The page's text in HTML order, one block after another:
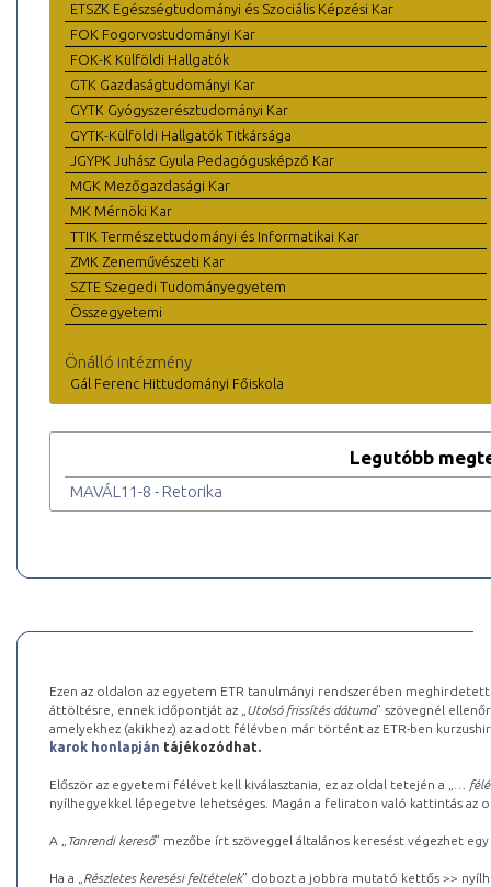
ETSZK Egészségtudományi és Szociális Képzési Kar
FOK Fogorvostudományi Kar
FOK-K Külföldi Hallgatók
GTK Gazdaságtudományi Kar
GYTK Gyógyszerésztudományi Kar
GYTK-Külföldi Hallgatók Titkársága
JGYPK Juhász Gyula Pedagógusképző Kar
MGK Mezőgazdasági Kar
MK Mérnöki Kar
TTIK Természettudományi és Informatikai Kar
ZMK Zeneművészeti Kar
SZTE Szegedi Tudományegyetem
Összegyetemi
Önálló intézmény
Gál Ferenc Hittudományi Főiskola
Legutóbb
MAVÁL11-8 - Retorika
Ezen az oldalon az egyetem ETR tanulmányi rendszerében
áttöltésre, ennek időpontját az „ Utolsó frissítés dátuma” szövegnél
amelyekhez (akikhez) az adott félévben már történt az ETR-ben
karok honlapján tájékozódhat.
Először az egyetemi félévet kell kiválasztania, ez az oldal tetején a „
…
nyílhegyekkel lépegetve lehetséges. Magán a feliraton való kattintás az
A „ Tanrendi kereső” mezőbe írt szöveggel általános keresést végezhet
Ha a „ Részletes keresési feltételek” dobozt a jobbra mutató kettős >>